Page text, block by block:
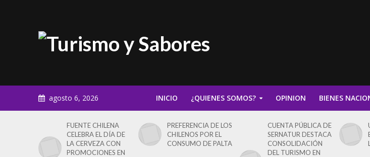
agosto 6, 2026 INICIO ¿QUIENES SOMOS? OPINION BIENES
FUENTE CHILENA
CELEBRA EL DÍA DE
LA CERVEZA CON
PROMOCIONES EN
PREFERENCIA DE LOS
CHILENOS POR EL
CONSUMO DE PALTA
CUENTA PÚBLICA DE
SERNATUR DESTACA
CONSOLIDACIÓN
DEL TURISMO EN